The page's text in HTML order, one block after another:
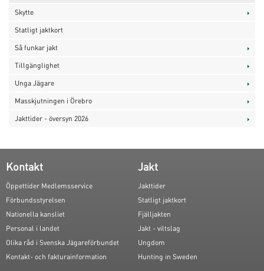
Skytte
Statligt jaktkort
Så funkar jakt
Tillgänglighet
Unga Jägare
Masskjutningen i Örebro
Jakttider - översyn 2026
Kontakt
Öppettider Medlemsservice
Förbundsstyrelsen
Nationella kansliet
Personal i landet
Olika råd i Svenska Jägareförbundet
Kontakt- och fakturainformation
Jakt
Jakttider
Statligt jaktkort
Fjälljakten
Jakt - viltslag
Ungdom
Hunting in Sweden